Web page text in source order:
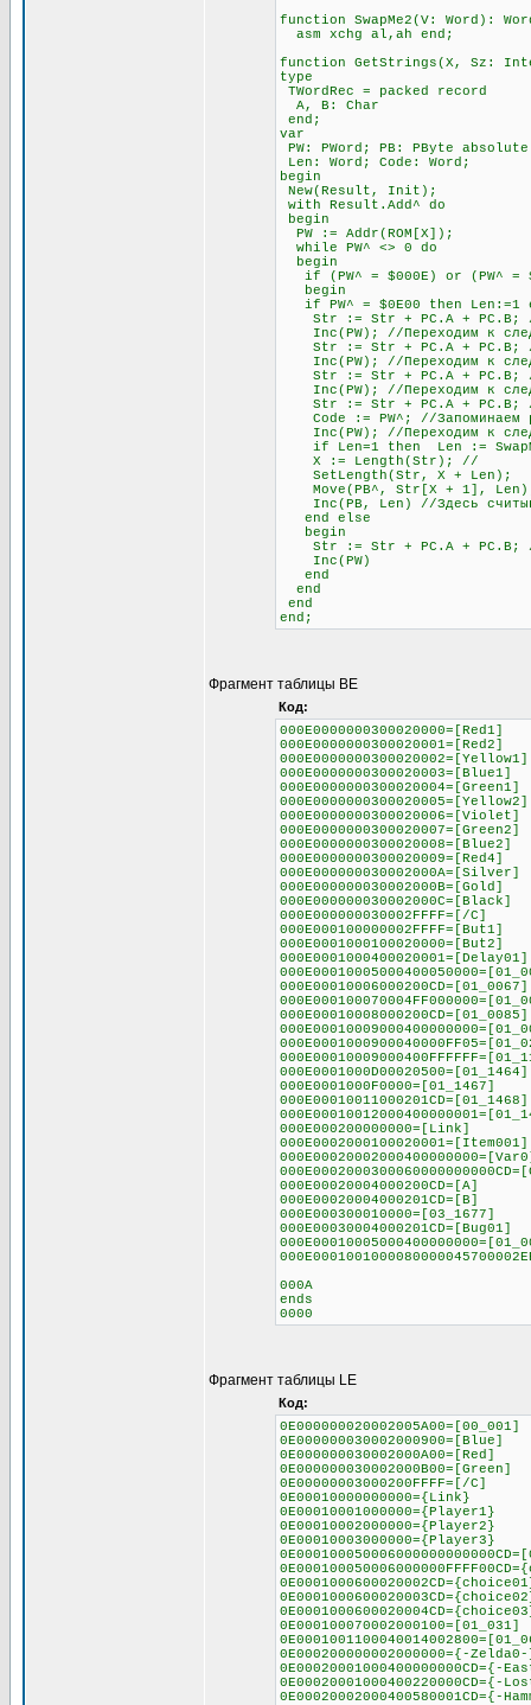
function SwapMe2(V: Word):
asm xchg al,ah end;
function GetStrings(X, Sz:
type
TWordRec = packed record
A, B: Char
end;
var
PW: PWord; PB: PByte
Len: Word; Code: Word;
begin
New(Result, Init);
with Result.Add^ do
begin
PW := Addr(ROM[X]);
while PW^ <> 0 do
begin
if (PW^ = $000E) or (PW^ =
begin
if PW^ = $0E00 then Len:=1
Str := Str + PC.A + PC.B; //
Inc(PW); //Переходим к
Str := Str + PC.A + PC.B; //
Inc(PW); //Переходим к
Str := Str + PC.A + PC.B; //
Inc(PW); //Переходим к
Str := Str + PC.A + PC.B; //
Code := PW^; //Запоминаем
Inc(PW); //Переходим к
if Len=1 then Len :=
X := Length(Str); //
SetLength(Str, X +
Move(PB^, Str[X + 1],
Inc(PB, Len) //Здесь
end else
begin
Str := Str + PC.A + PC.B; //
Inc(PW)
end
end
end
end;
Фрагмент таблицы BE
Код:
000E0000000300020000=[Red1]
000E0000000300020001=[Red2]
000E0000000300020002=[Yellow1]
000E0000000300020003=[Blue1]
000E0000000300020004=[Green1]
000E0000000300020005=[Yellow2]
000E0000000300020006=[Violet]
000E0000000300020007=[Green2]
000E0000000300020008=[Blue2]
000E0000000300020009=[Red4]
000E000000030002000A=[Silver]
000E000000030002000B=[Gold]
000E000000030002000C=[Black]
000E000000030002FFFF=[/C]
000E000100000002FFFF=[But1]
000E0001000100020000=[But2]
000E0001000400020001=[Delay01]
000E00010006000200CD=[01_0067]
000E00010008000200CD=[01_0085]
000E0001000D00020500=[01_1464]
000E0001000F0000=[01_1467]
000E00010011000201CD=[01_1468]
000E000200000000=[Link]
000E0002000100020001=[Item001]
000E00020004000200CD=[A]
000E00020004000201CD=[B]
000E000300010000=[03_1677]
000E00030004000201CD=[Bug01]
000A
ends
0000
Фрагмент таблицы LE
Код:
0E000000020002005A00=[00_001]
0E000000030002000900=[Blue]
0E000000030002000A00=[Red]
0E000000030002000B00=[Green]
0E00000003000200FFFF=[/C]
0E00010000000000={Link}
0E00010001000000={Player1}
0E00010002000000={Player2}
0E00010003000000={Player3}
0E000100070002000100=[01_031]
0E000200000002000000={-
0E00020001000400000000CD={-
0E00020001000400220000CD={-
0E00020002000400580001CD={-